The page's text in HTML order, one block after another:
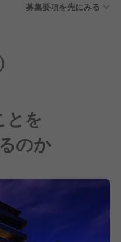
募集要項を先にみる
とを
のか